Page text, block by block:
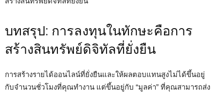
บทสรุป: การลงทุนในทักษะคือการ
สร้างสินทรัพย์ดิจิทัลที่ยั่งยืน
การสร้างรายได้ออนไลน์ที่ยั่งยืนและให้ผลตอบแทนสูงไม่ได้ขึ้นอยู่
กับจำนวนชั่วโมงที่คุณทำงาน แต่ขึ้นอยู่กับ “มูลค่า” ที่คุณสามารถส่ง